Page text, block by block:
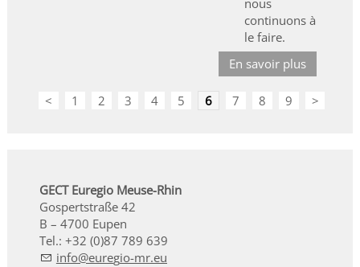
nous
continuons à
le faire.
En savoir plus
< 1 2 3 4 5 6 7 8 9 >
GECT Euregio Meuse-Rhin
Gospertstraße 42
B – 4700 Eupen
Tel.: +32 (0)87 789 639
nf
r g -mr